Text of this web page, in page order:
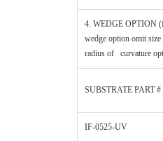
4. WEDGE OPTION
wedge option omit size
radius of curvature
SUBSTRATE PART #
IF-0525-UV